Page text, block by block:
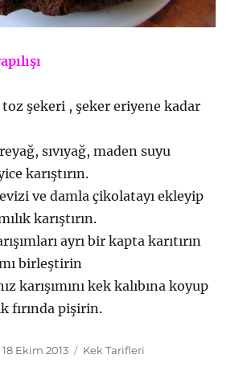
şekeri , şeker eriyene kadar
sıvıyağ, maden suyu
karıştırın.
ve damla çikolatayı ekleyip
karıştırın.
ayrı bir kapta karıtırın
birleştirin
karışımını kek kalıbına koyup
fırında pişirin.
Yayın
18 Ekim 2013 Kategoriler
Kek Tarifleri